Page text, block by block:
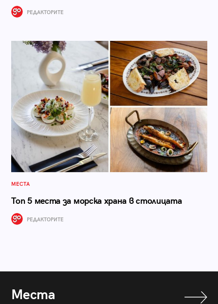
РЕДАКТОРИТЕ
МЕСТА
Топ 5 места за морска храна в столицата
РЕДАКТОРИТЕ
Места